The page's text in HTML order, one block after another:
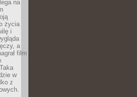
na
życia
i
a
film
w
z